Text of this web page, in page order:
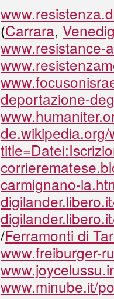
(Carrara,
www.resistance-
deportazione-
carmignano-
/Ferramonti di
www.freiburger-
www.minube.it/